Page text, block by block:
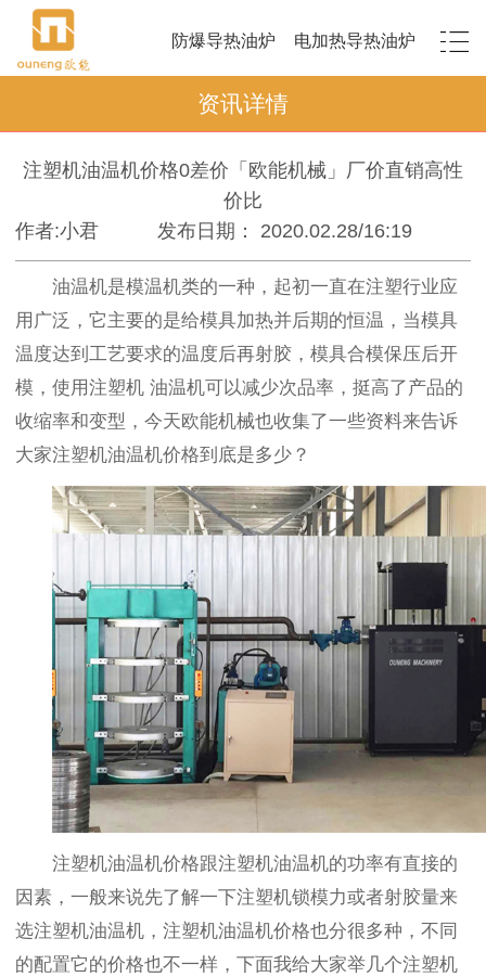
防爆导热油炉 电加热导热油炉
资讯详情
注塑机油温机价格0差价「欧能机械」厂价直销高性
价比
作者:小君
发布日期： 2020.02.28/16:19
油温机是模温机类的一种，起初一直在注塑行业应
用广泛，它主要的是给模具加热并后期的恒温，当模具
温度达到工艺要求的温度后再射胶，模具合模保压后开
模，使用注塑机 油温机可以减少次品率，挺高了产品的
收缩率和变型，今天欧能机械也收集了一些资料来告诉
大家注塑机油温机价格到底是多少？
注塑机油温机价格跟注塑机油温机的功率有直接的
因素，一般来说先了解一下注塑机锁模力或者射胶量来
选注塑机油温机，注塑机油温机价格也分很多种，不同
的配置它的价格也不一样，下面我给大家举几个注塑机